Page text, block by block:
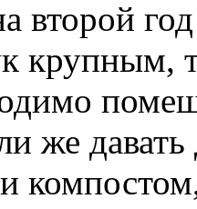
второй
же